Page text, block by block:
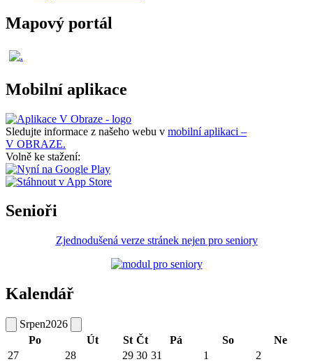
Mapový portál
Mobilní aplikace
Sledujte informace z našeho webu v mobilní aplikaci –
V OBRAZE.
Volně ke stažení:
Senioři
Zjednodušená verze stránek nejen pro seniory
Kalendář
Srpen2026
Po
Út St Čt Pá So
Ne
27
28 29 30 31 1
2